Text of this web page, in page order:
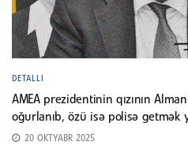
DETALLI
AMEA prezidentinin qızının
oğurlanıb, özü isə polisə getmək
20 OKTYABR 2025